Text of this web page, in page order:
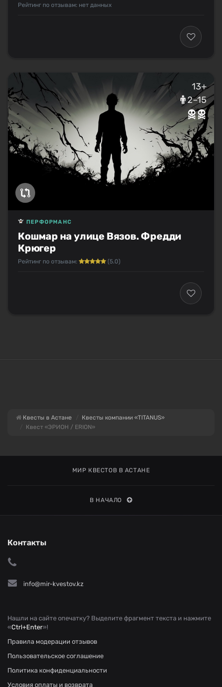
Рейтинг по отзывам: нет данных
13+
2–15
Кошмар на улице Вязов. Фредди
Крюгер
ПЕРФОРМАНС
Рейтинг по отзывам: (5.0)
Квесты в Астане
Квесты компании «TITANUS»
Квест «ЭРИОН / ERION»
МИР КВЕСТОВ В АСТАНЕ
В НАЧАЛО
Контакты
info@mir-kvestov.kz
Нашли на сайте опечатку? Выделите фрагмент текста и нажмите
«Ctrl+Enter»!
Правила модерации отзывов
Пользовательское соглашение
Политика конфиденциальности
Условия оплаты и возврата